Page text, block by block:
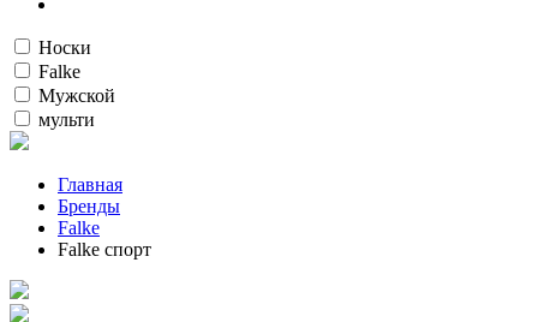
Носки
Falke
Мужской
мульти
Главная
Бренды
Falke
Falke спорт